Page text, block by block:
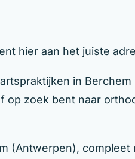
hier aan het juiste
in
op zoek bent naar
(Antwerpen),